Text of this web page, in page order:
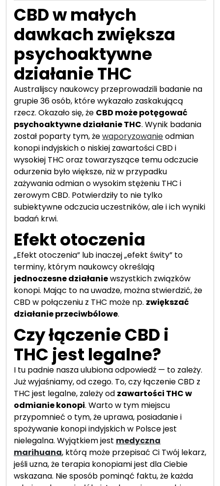
CBD w małych
dawkach zwiększa
psychoaktywne
działanie THC
Australijscy naukowcy przeprowadzili badanie na
grupie 36 osób, które wykazało zaskakującą
rzecz. Okazało się, że CBD może potęgować
psychoaktywne działanie THC. Wynik badania
został poparty tym, żewaporyzowanieodmian
konopi indyjskich o niskiej zawartości CBD i
wysokiej THC oraz towarzyszące temu odczucie
odurzenia było większe, niż w przypadku
zażywania odmian o wysokim stężeniu THC i
zerowym CBD. Potwierdziły to nie tylko
subiektywne odczucia uczestników, ale i ich wyniki
badań krwi.
Efekt otoczenia
„Efekt otoczenia” lub inaczej „efekt świty” to
terminy, którym naukowcy określają
jednoczesne działaniewszystkich związków
konopi. Mając to na uwadze, można stwierdzić, że
CBD w połączeniu z THC może np. zwiększać
działanie przeciwbólowe.
Czy łączenie CBD i
THC jest legalne?
I tu padnie nasza ulubiona odpowiedź — to zależy.
Już wyjaśniamy, od czego. To, czy łączenie CBD z
THC jest legalne, zależy od zawartości THC w
odmianie konopi. Warto w tym miejscu
przypomnieć o tym, że uprawa, posiadanie i
spożywanie konopi indyjskich w Polsce jest
nielegalna. Wyjątkiem jest medyczna
marihuana, którą może przepisać Ci Twój lekarz,
jeśli uzna, że terapia konopiami jest dla Ciebie
wskazana. Nie sposób pominąć faktu, że każda